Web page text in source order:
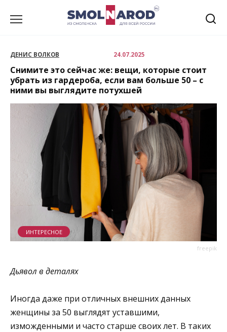
ДЕНИС ВОЛКОВ 24.07.2025
Снимите это сейчас же: вещи, которые стоит
убрать из гардероба, если вам больше 50 – с
ними вы выглядите потухшей
freepik
ИНТЕРЕСНОЕ
Дьявол в деталях
Иногда даже при отличных внешних данных
женщины за 50 выглядят уставшими,
изможденными и часто старше своих лет. В таких